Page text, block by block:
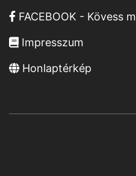
FACEBOOK - Kövess
Impresszum
Honlaptérkép